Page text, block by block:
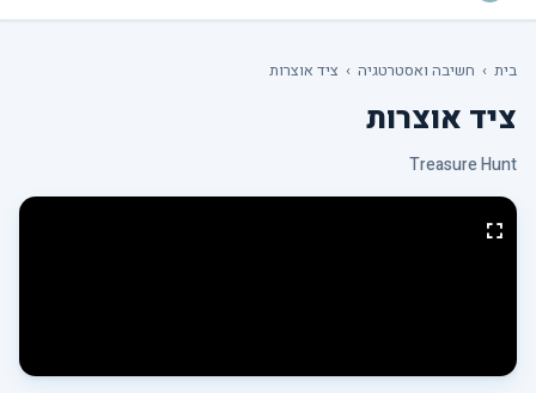
בית › חשיבה ואסטרטגיה › ציד אוצרות
ציד אוצרות
Treasure Hunt